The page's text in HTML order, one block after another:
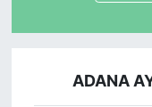
ADANA